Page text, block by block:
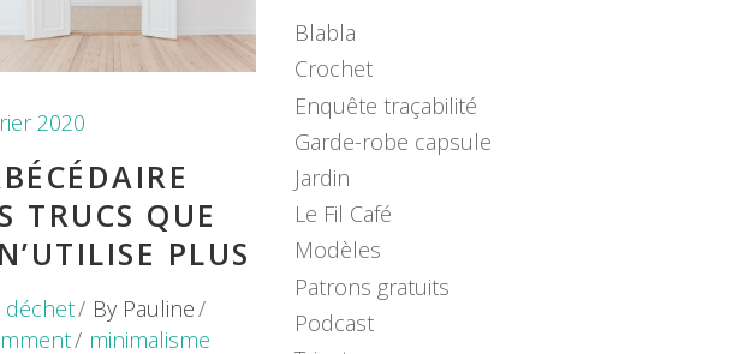
2020
TRUCS QUE
PLUS
déchet By Pauline
minimalisme
Blabla
Crochet
Enquête traçabilité
Garde-robe capsule
Jardin
Le Fil Café
Modèles
Patrons gratuits
Podcast